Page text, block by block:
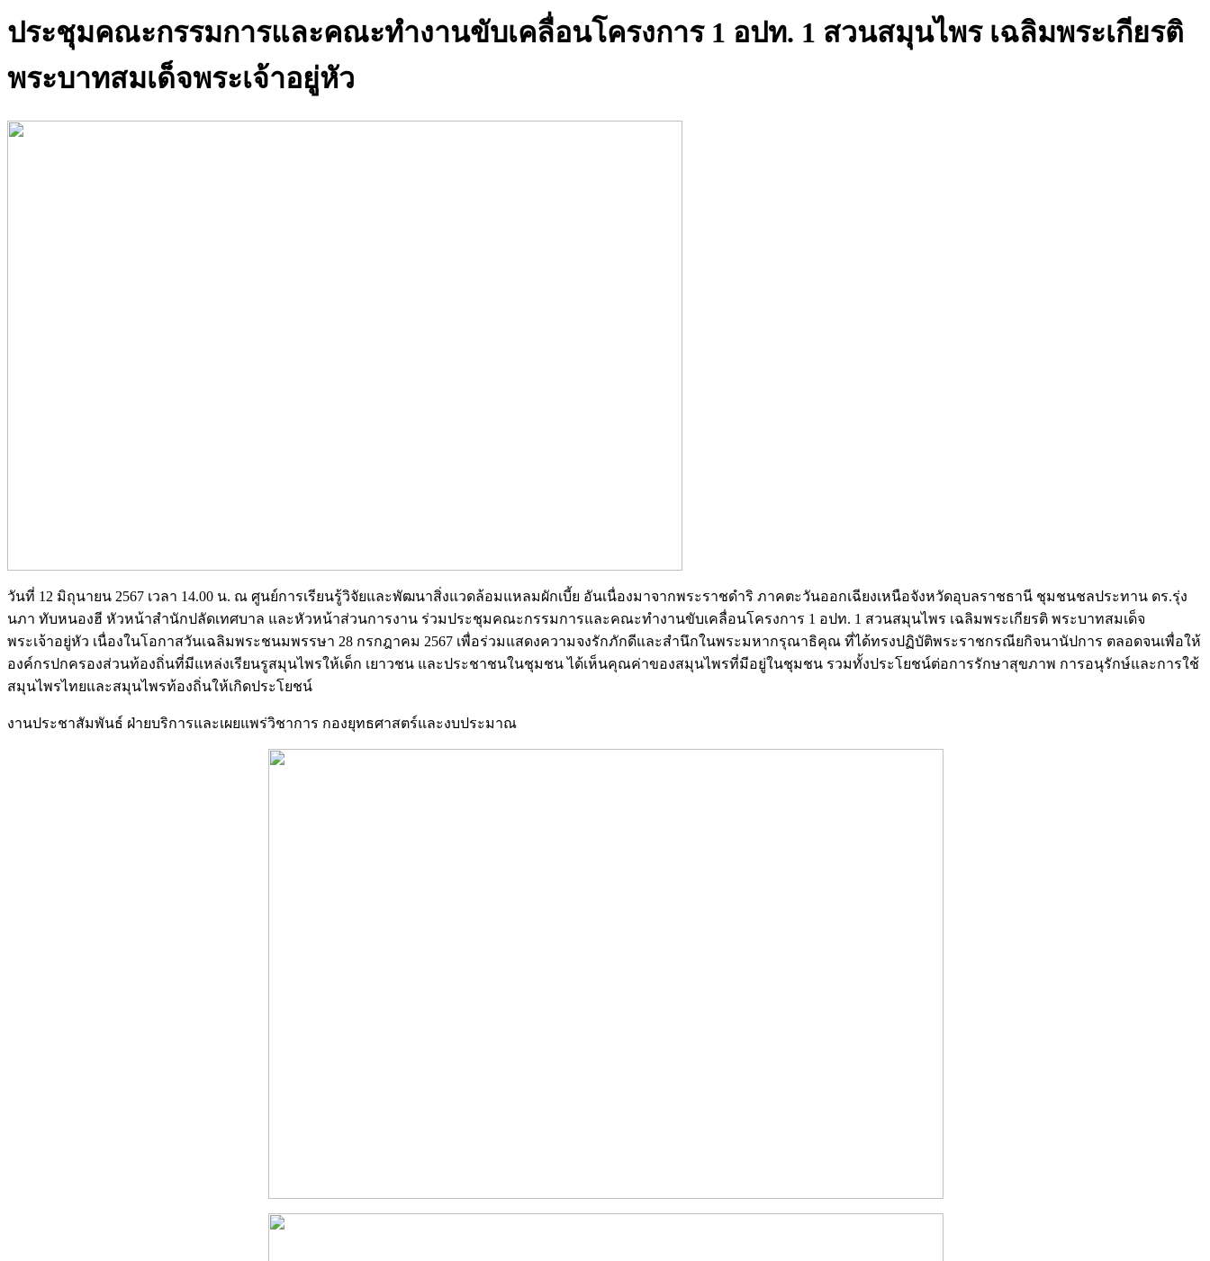
ประชุมคณะกรรมการและคณะทำงานขับเคลื่อนโครงการ 1 อปท. 1 สวนสมุนไพร เฉลิมพระเกียรติ
พระบาทสมเด็จพระเจ้าอยู่หัว
วันที่ 12 มิถุนายน 2567 เวลา 14.00 น. ณ ศูนย์การเรียนรู้วิจัยและพัฒนาสิ่งแวดล้อมแหลมผักเบี้ย อันเนื่องมาจากพระราชดำริ ภาคตะวันออกเฉียงเหนือจังหวัดอุบลราชธานี ชุมชนชลประทาน ดร.รุ่ง
นภา ทับหนองฮี หัวหน้าสำนักปลัดเทศบาล และหัวหน้าส่วนการงาน ร่วมประชุมคณะกรรมการและคณะทำงานขับเคลื่อนโครงการ 1 อปท. 1 สวนสมุนไพร เฉลิมพระเกียรติ พระบาทสมเด็จ
พระเจ้าอยู่หัว เนื่องในโอกาสวันเฉลิมพระชนมพรรษา 28 กรกฎาคม 2567 เพื่อร่วมแสดงความจงรักภักดีและสำนึกในพระมหากรุณาธิคุณ ที่ได้ทรงปฏิบัติพระราชกรณียกิจนานัปการ ตลอดจนเพื่อให้
องค์กรปกครองส่วนท้องถิ่นที่มีแหล่งเรียนรูสมุนไพรให้เด็ก เยาวชน และประชาชนในชุมชน ได้เห็นคุณค่าของสมุนไพรที่มีอยู่ในชุมชน รวมทั้งประโยชน์ต่อการรักษาสุขภาพ การอนุรักษ์และการใช้
สมุนไพรไทยและสมุนไพรท้องถิ่นให้เกิดประโยชน์
งานประชาสัมพันธ์ ฝ่ายบริการและเผยแพร่วิชาการ กองยุทธศาสตร์และงบประมาณ